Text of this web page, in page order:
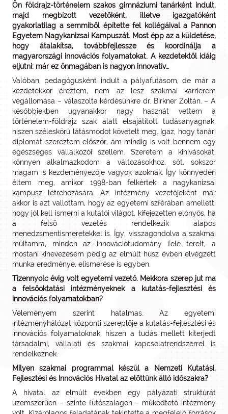
Ön földrajz-történelem szakos gimnáziumi tanárként indult,
majd megbízott vezetőként, illetve igazgatóként
gyakorlatilag a semmiből építette fel kollégáival a Pannon
Egyetem Nagykanizsai Kampuszát. Most épp az a küldetése,
hogy átalakítsa, továbbfejlessze és koordinálja a
magyarországi innovációs folyamatokat. A kezdetektől idáig
eljutni: már ez önmagában is nagyon innovatív…
Valóban, pedagógusként indult a pályafutásom, de már a
kezdetekkor éreztem, nem az lesz szakmai karrierem
végállomása – válaszolta kérdésünkre dr. Birkner Zoltán. – A
későbbiekben ugyanakkor nagy hasznát vettem a
történelem-földrajz szak alatt elsajátított tudásanyagnak,
hiszen széleskörű látásmódot követelt meg. Igaz, hogy tanári
diplomát szereztem először, ám mindig is volt bennem egy
egészséges vállalkozói szellem. Szeretem a kihívásokat,
könnyen alkalmazkodom a változásokhoz, sőt, sokszor
magam is kezdeményezője vagyok azoknak. Így könnyedén
éltem meg, amikor 1998-ban felkértek a nagykanizsai
kampusz létrehozására. Az intézmény vezetőjeként már
akkor is azt vallottam, hogy az egyetemi szférában amellett,
hogy jól kell ismerni a kutatói világot, kifejezetten előnyös, ha
a felső vezetés rendelkezik alapos
menedzsmentismeretekkel is. Így, visszagondolva a szakmai
múltamra, minden az innovációtudomány felé terelt, a
mostani kinevezésem pedig az elmúlt húsz évben elvégzett
munka eredménye, elismerése is egyben.
Tizennyolc évig volt egyetemi vezető. Mekkora szerep jut ma
a felsőoktatási intézményeknek a kutatás-fejlesztési és
innovációs folyamatokban?
Véleményem szerint hatalmas. Az egyetemi
intézményhálózat központi szereplője a kutatás-fejlesztési és
innovációs folyamatoknak, hiszen a tudás mellett kiterjedt
társadalmi, vállalati és szakmai kapcsolatrendszerrel is
rendelkeznek.
Milyen szakmai programmal készül a Nemzeti Kutatási,
Fejlesztési és Innovációs Hivatal az előttünk álló időszakra?
A hivatal az elmúlt években egy pályázati struktúrát
üzemszerűen – szinte futószalagon – működtető intézmény